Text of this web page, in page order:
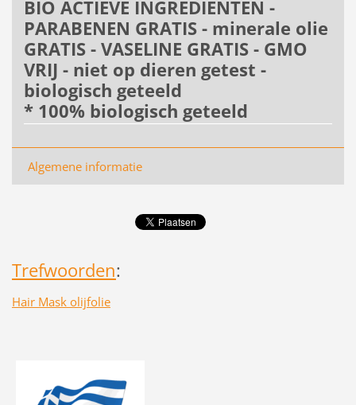
BIO ACTIEVE INGREDIENTEN -
PARABENEN GRATIS - minerale olie
GRATIS - VASELINE GRATIS - GMO
VRIJ - niet op dieren getest -
biologisch geteeld
* 100% biologisch geteeld
Algemene informatie
Trefwoorden:
Hair Mask olijfolie